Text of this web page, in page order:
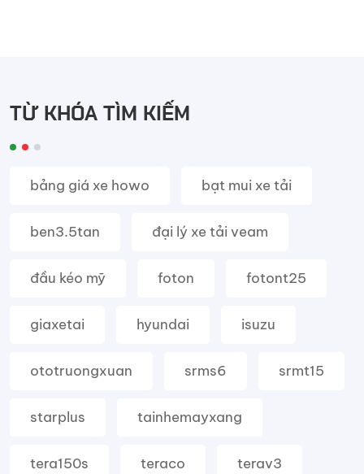
TỪ KHÓA TÌM KIẾM
bảng giá xe howo bạt mui xe tải
ben3.5tan đại lý xe tải veam
đầu kéo mỹ foton fotont25
giaxetai hyundai isuzu
ototruongxuan srms6 srmt15
starplus tainhemayxang
tera150s teraco terav3